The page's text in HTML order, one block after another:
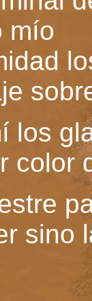
mío
los
color
sino